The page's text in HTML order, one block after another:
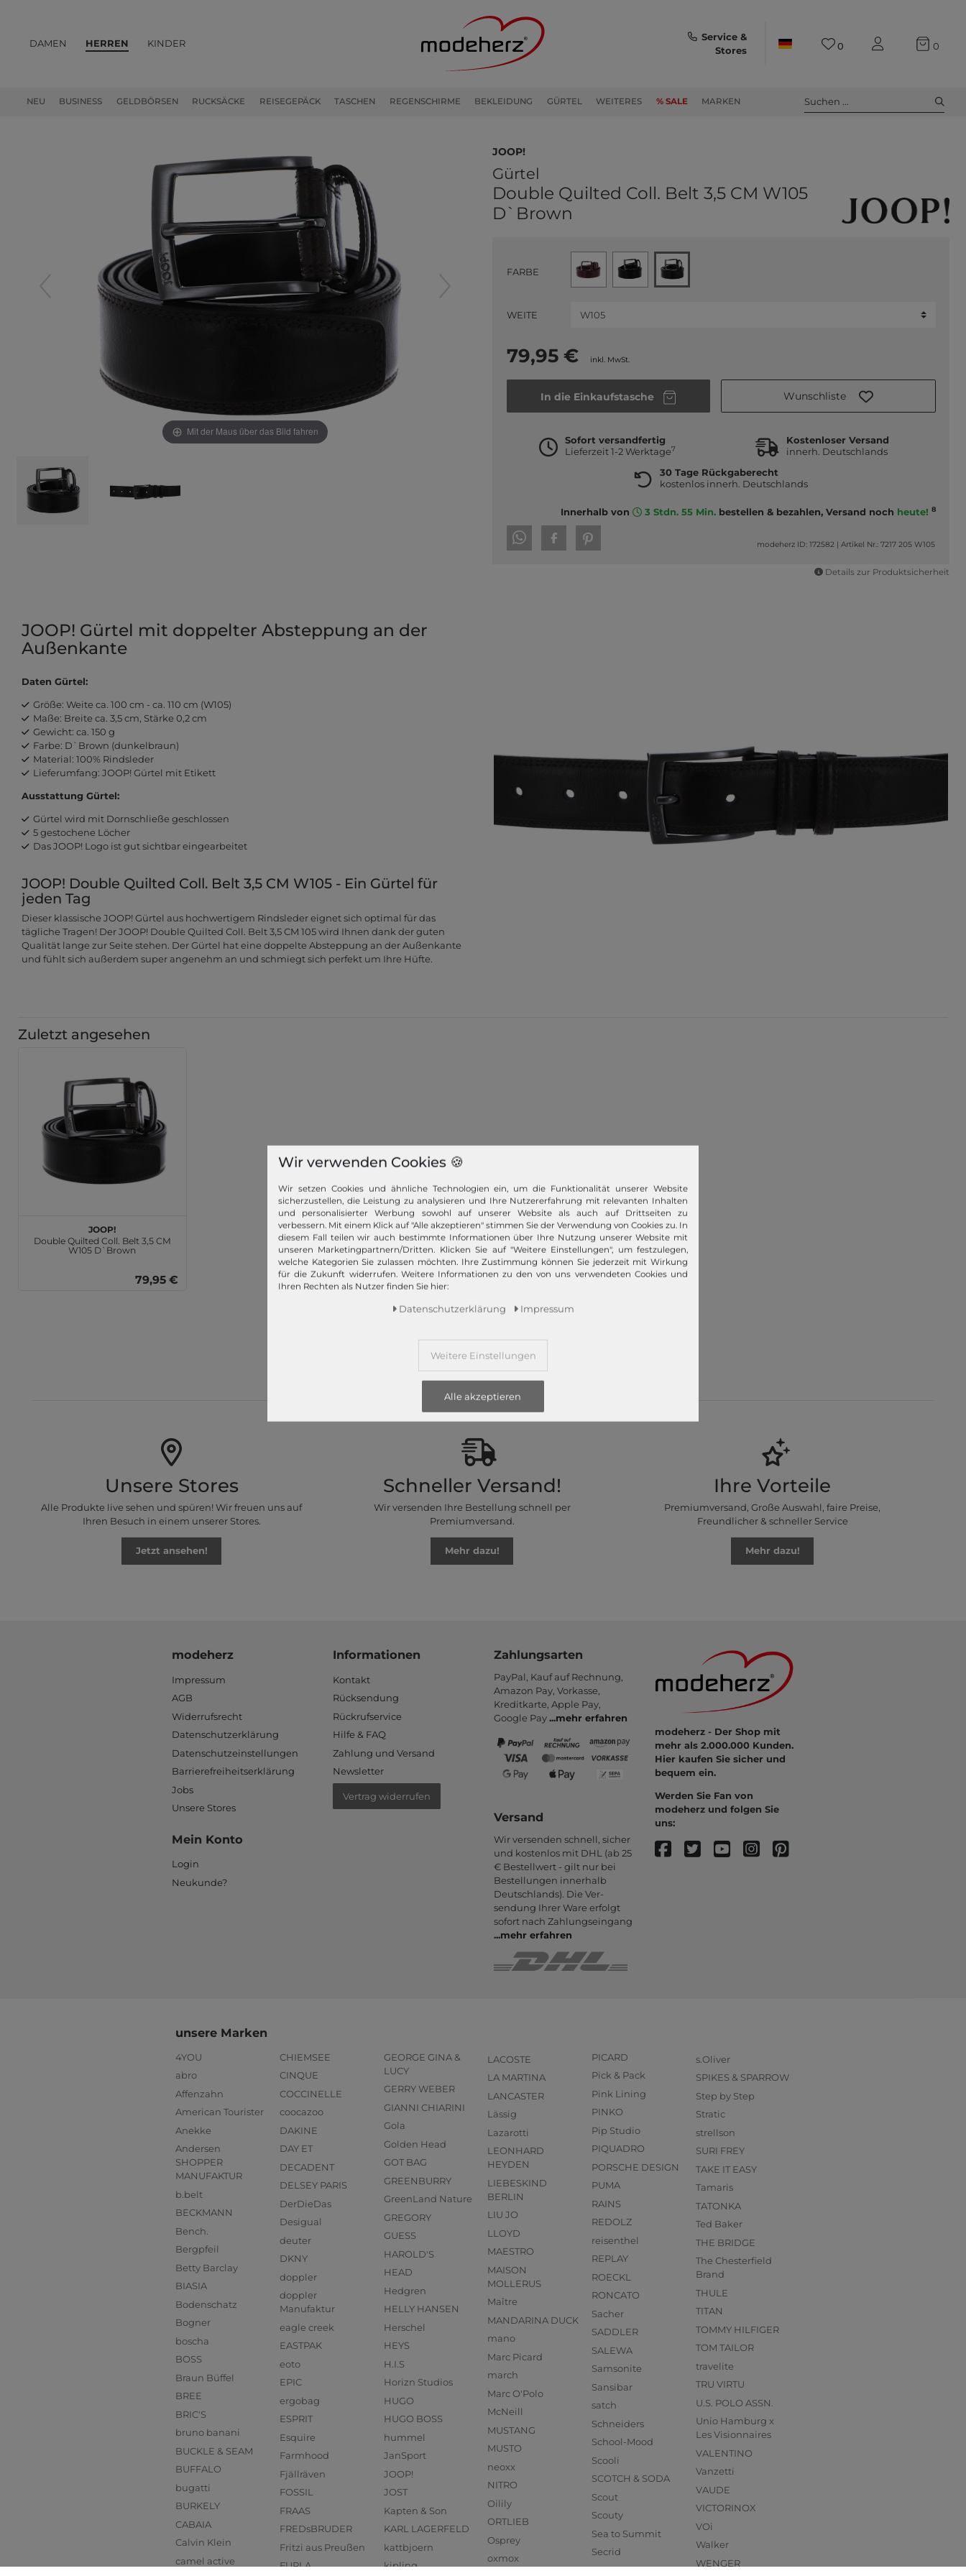
DAMEN HERREN
NEU BUSINESS GELDBÖRSEN RUCKSÄCKE REISEGEPÄCK TASCHEN REGENSCHIRME BEKLEIDUNG GÜRTEL WEITERES % SALE MARKEN
KINDER
Service &
Stores
0 0
Suchen ...
Mit der Maus über das Bild fahren
JOOP!
Gürtel
Double Quilted Coll. Belt 3,5 CM W105
D`Brown
FARBE
WEITE
79,95 € inkl. MwSt.
In die Einkaufstasche Wunschliste
Sofort versandfertig
Lieferzeit 1-2 Werktage7
Kostenloser Versand
innerh. Deutschlands
30 Tage Rückgaberecht
kostenlos innerh. Deutschlands
Innerhalb von 3 Stdn. 55 Min.bestellen & bezahlen, Versand noch heute! 8
modeherz ID: 172582 |Artikel Nr.: 7217 205 W105
Details zur Produktsicherheit
JOOP! Gürtel mit doppelter Absteppung an der
Außenkante
Daten Gürtel:
Größe: Weite ca. 100 cm - ca. 110 cm (W105)
Maße: Breite ca. 3,5 cm, Stärke 0,2 cm
Gewicht: ca. 150 g
Farbe: D`Brown (dunkelbraun)
Material: 100% Rindsleder
Lieferumfang: JOOP! Gürtel mit Etikett
Ausstattung Gürtel:
Gürtel wird mit Dornschließe geschlossen
5 gestochene Löcher
Das JOOP! Logo ist gut sichtbar eingearbeitet
JOOP! Double Quilted Coll. Belt 3,5 CM W105 - Ein Gürtel für
jeden Tag
Dieser klassische JOOP! Gürtel aus hochwertigem Rindsleder eignet sich optimal für das
tägliche Tragen! Der JOOP! Double Quilted Coll. Belt 3,5 CM 105 wird Ihnen dank der guten
Qualität lange zur Seite stehen. Der Gürtel hat eine doppelte Absteppung an der Außenkante
und fühlt sich außerdem super angenehm an und schmiegt sich perfekt um Ihre Hüfte.
Zuletzt angesehen
JOOP!
Double Quilted Coll. Belt 3,5 CM
W105 D`Brown
79,95 €
Für unsere Kunden nur das Beste! Ausgewählte Marken, wie TOMMY HILFIGER, Calvin Klein,
Campomaggi oder LIEBESKIND BERLIN.
Unsere Stores
Alle Produkte live sehen und spüren! Wir freuen uns auf
Ihren Besuch in einem unserer Stores.
Jetzt ansehen!
Schneller Versand!
Wir versenden Ihre Bestellung schnell per
Premiumversand.
Mehr dazu!
Ihre Vorteile
Premiumversand, Große Auswahl, faire Preise,
Freundlicher & schneller Service
Mehr dazu!
modeherz
Impressum
AGB
Widerrufsrecht
Datenschutzerklärung
Datenschutzeinstellungen
Barrierefreiheitserklärung
Jobs
Unsere Stores
Mein Konto
Login
Neukunde?
Informationen
Kontakt
Rücksendung
Rückrufservice
Hilfe & FAQ
Zahlung und Versand
Newsletter
Vertrag widerrufen
Zahlungsarten
PayPal, Kauf auf Rechnung,
Amazon Pay, Vor­kasse,
Kredit­karte, Apple Pay,
Google Pay...mehr erfahren
Versand
Wir versenden schnell, sicher
und kostenlos mit DHL (ab 25
€ Bestell­wert - gilt nur bei
Bestel­lungen inner­halb
Deutsch­lands). Die Ver­
sendung Ihrer Ware er­folgt
sofort nach Zahlungs­eingang
...mehr erfahren
modeherz - Der Shop mit
mehr als 2.000.000 Kunden.
Hier kaufen Sie sicher und
bequem ein.
Werden Sie Fan von
modeherz und folgen Sie
uns:
unsere Marken
4YOU
abro
Affenzahn
American Tourister
Anekke
Andersen
SHOPPER
MANUFAKTUR
b.belt
BECKMANN
Bench.
Bergpfeil
Betty Barclay
BIASIA
Bodenschatz
Bogner
boscha
BOSS
Braun Büffel
BREE
BRIC'S
bruno banani
BUCKLE & SEAM
BUFFALO
bugatti
BURKELY
CABAIA
Calvin Klein
camel active
CHIEMSEE
CINQUE
COCCINELLE
coocazoo
DAKINE
DAY ET
DECADENT
DELSEY PARIS
DerDieDas
Desigual
deuter
DKNY
doppler
doppler
Manufaktur
eagle creek
EASTPAK
eoto
EPIC
ergobag
ESPRIT
Esquire
Farmhood
Fjällräven
FOSSIL
FRAAS
FREDsBRUDER
Fritzi aus Preußen
FURLA
GEORGE GINA &
LUCY
GERRY WEBER
GIANNI CHIARINI
Gola
Golden Head
GOT BAG
GREENBURRY
GreenLand Nature
GREGORY
GUESS
HAROLD'S
HEAD
Hedgren
HELLY HANSEN
Herschel
HEYS
H.I.S
Horizn Studios
HUGO
HUGO BOSS
hummel
JanSport
JOOP!
JOST
Kapten & Son
KARL LAGERFELD
kattbjoern
kipling
LACOSTE
LA MARTINA
LANCASTER
Lässig
Lazarotti
LEONHARD
HEYDEN
LIEBESKIND
BERLIN
LIU JO
LLOYD
MAESTRO
MAISON
MOLLERUS
Maître
MANDARINA DUCK
mano
Marc Picard
march
Marc O'Polo
McNeill
MUSTANG
MUSTO
neoxx
NITRO
Oilily
ORTLIEB
Osprey
oxmox
PICARD
Pick & Pack
Pink Lining
PINKO
Pip Studio
PIQUADRO
PORSCHE DESIGN
PUMA
RAINS
REDOLZ
reisenthel
REPLAY
ROECKL
RONCATO
Sacher
SADDLER
SALEWA
Samsonite
Sansibar
satch
Schneiders
School-Mood
Scooli
SCOTCH & SODA
Scout
Scouty
Sea to Summit
Secrid
SEIDENFELT
s.Oliver
SPIKES & SPARROW
Step by Step
Stratic
strellson
SURI FREY
TAKE IT EASY
Tamaris
TATONKA
Ted Baker
THE BRIDGE
The Chesterfield
Brand
THULE
TITAN
TOMMY HILFIGER
TOM TAILOR
travelite
TRU VIRTU
U.S. POLO ASSN.
Unio Hamburg x
Les Visionnaires
VALENTINO
Vanzetti
VAUDE
VICTORINOX
VOi
Walker
WENGER
Wir verwenden Cookies 🍪
Wir setzen Cookies und ähnliche Technologien ein, um die Funktionalität unserer Website
sicherzustellen, die Leistung zu analysieren und Ihre Nutzererfahrung mit relevanten Inhalten
und personalisierter Werbung sowohl auf unserer Website als auch auf Drittseiten zu
verbessern. Mit einem Klick auf "Alle akzeptieren" stimmen Sie der Verwendung von Cookies zu. In
diesem Fall teilen wir auch bestimmte Informationen über Ihre Nutzung unserer Website mit
unseren Marketingpartnern/Dritten. Klicken Sie auf "Weitere Einstellungen", um festzulegen,
welche Kategorien Sie zulassen möchten. Ihre Zustimmung können Sie jederzeit mit Wirkung
für die Zukunft widerrufen. Weitere Informationen zu den von uns verwendeten Cookies und
Ihren Rechten als Nutzer finden Sie hier:
Daten­schutz­erklärung Impressum
Weitere Einstellungen
Alle akzeptieren